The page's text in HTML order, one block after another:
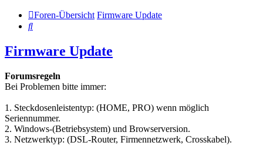
Foren-Übersicht Firmware Update
Suche
Firmware Update
Forumsregeln
Bei Problemen bitte immer:
1. Steckdosenleistentyp: (HOME, PRO) wenn möglich
Seriennummer.
2. Windows-(Betriebsystem) und Browserversion.
3. Netzwerktyp: (DSL-Router, Firmennetzwerk, Crosskabel).